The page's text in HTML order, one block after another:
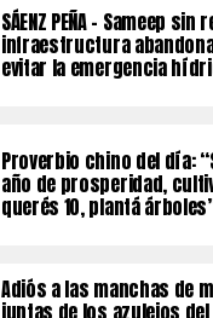
SÁENZ PEÑA – Sameep
infraestructura
evitar la emergencia
Proverbio chino del día:
año de prosperidad,
querés 10, plantá
Adiós a las manchas de
juntas de los azulejos